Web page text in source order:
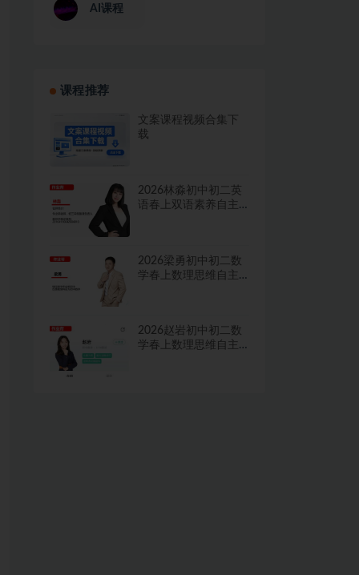
AI课程
课程推荐
文案课程视频合集下
载
2026林淼初中初二英
语春上双语素养自主
2026梁勇初中初二数
学春上数理思维自主
2026赵岩初中初二数
学春上数理思维自主